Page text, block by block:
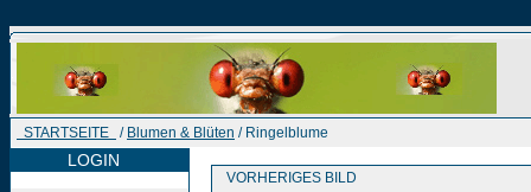
STARTSEITE / Blumen & Blüten / Ringelblume
LOGIN
VORHERIGES BILD